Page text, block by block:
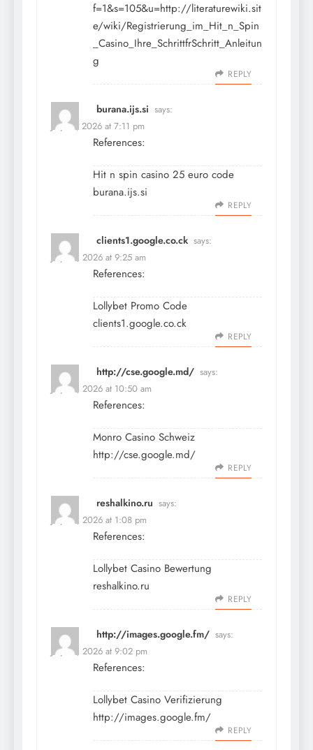
f=1&s=105&u=http://literaturewiki.sit
e/wiki/Registrierung_im_Hit_n_Spin
_Casino_Ihre_SchrittfrSchritt_Anleitun
g
REPLY
burana.ijs.si says:
July 13, 2026 at 7:11 pm
References:
Hit n spin casino 25 euro code
burana.ijs.si
REPLY
clients1.google.co.ck says:
July 14, 2026 at 9:25 am
References:
Lollybet Promo Code
clients1.google.co.ck
REPLY
http://cse.google.md/ says:
July 14, 2026 at 10:50 am
References:
Monro Casino Schweiz
http://cse.google.md/
REPLY
reshalkino.ru says:
July 14, 2026 at 1:08 pm
References:
Lollybet Casino Bewertung
reshalkino.ru
REPLY
http://images.google.fm/ says:
July 14, 2026 at 9:02 pm
References:
Lollybet Casino Verifizierung
http://images.google.fm/
REPLY